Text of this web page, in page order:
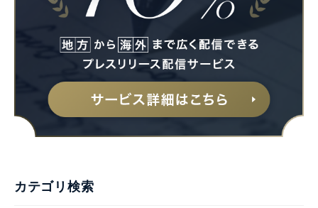
カテゴリ検索
English